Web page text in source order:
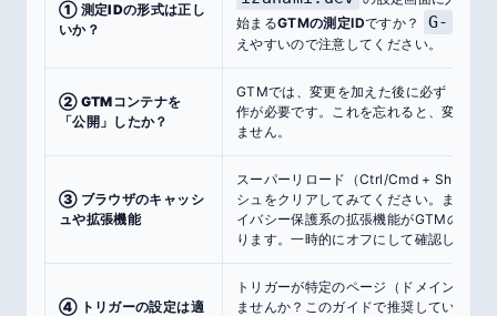
① 測定IDの形式は正し
いか？
始まるGTMの測定IDですか？ G-
えやすいので注意してください。
② GTMコンテナを
「公開」したか？
GTMでは、変更を加えた後に必ず「送信
作が必要です。これを忘れると、変更が
ません。
③ ブラウザのキャッシ
ュや拡張機能
スーパーリロード（Ctrl/Cmd + Shift + R
シュをクリアしてみてください。また、
イバシー保護系の拡張機能がGTMの動作
ります。一時的にオフにして確認しまし
④ トリガーの設定は適
トリガーが特定のページ（ドメイン指定
ませんか？このガイドで推奨している